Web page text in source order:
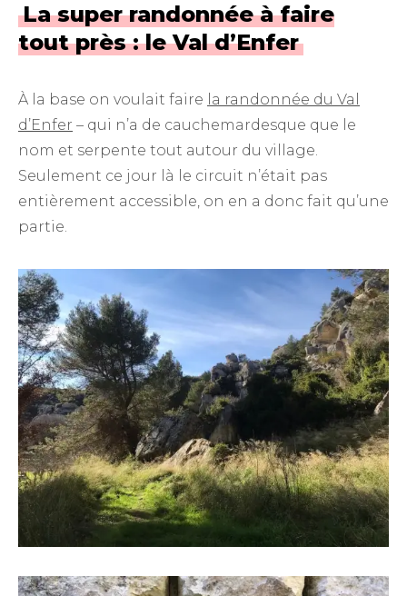
La super randonnée à faire
tout près : le Val d’Enfer
À la base on voulait faire la randonnée du Val
d’Enfer – qui n’a de cauchemardesque que le
nom et serpente tout autour du village.
Seulement ce jour là le circuit n’était pas
entièrement accessible, on en a donc fait qu’une
partie.